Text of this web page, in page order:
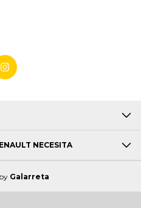
NECESITA
Galarreta